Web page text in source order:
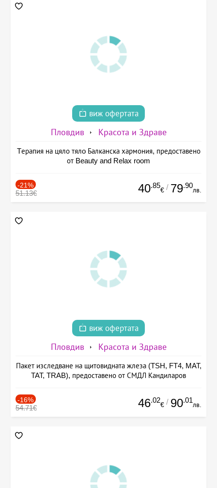
виж офертата
Пловдив Красота и Здраве
Tерапия на цяло тялo Балканска хармония, предоставено
от Beauty and Relax room
-21%
51.13€ 40.85
€ / 79.90
лв.
виж офертата
Пловдив Красота и Здраве
Пакет изследване на щитовидната жлеза (TSH, FT4, MAT,
TAT, TRAB), предоставено от СМДЛ Кандиларов
-16%
54.71€ 46.02
€ / 90.01
лв.